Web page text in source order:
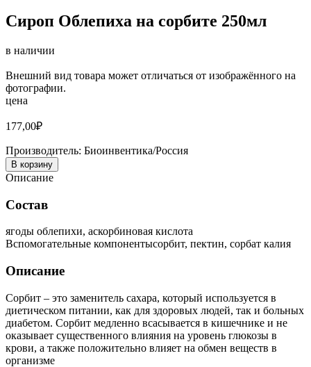
Сироп Облепиха на сорбите 250мл
в наличии
Внешний вид товара может отличаться от изображённого на
фотографии.
цена
177,00₽
Производитель: Биоинвентика/Россия
В корзину
Описание
Состав
ягоды облепихи, аскорбиновая кислота
Вспомогательные компонентысорбит, пектин, сорбат калия
Описание
Сорбит – это заменитель сахара, который используется в
диетическом питании, как для здоровых людей, так и больных
диабетом. Сорбит медленно всасывается в кишечнике и не
оказывает существенного влияния на уровень глюкозы в
крови, а также положительно влияет на обмен веществ в
организме